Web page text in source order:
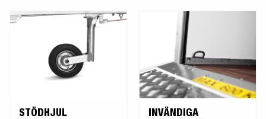
STÖDHJUL
INVÄNDIGA